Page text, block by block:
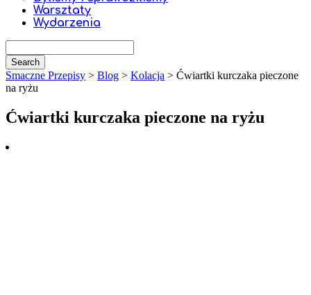
Warsztaty
Wydarzenia
Smaczne Przepisy > Blog > Kolacja > Ćwiartki kurczaka pieczone
na ryżu
Ćwiartki kurczaka pieczone na ryżu